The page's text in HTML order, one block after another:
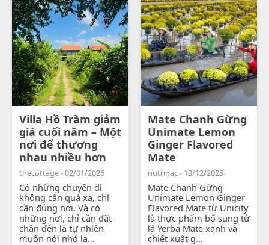
Villa Hồ Tràm giảm
giá cuối năm – Một
nơi để thương
nhau nhiều hơn
thecottage - 02/01/2026
Có những chuyến đi
không cần quá xa, chỉ
cần đúng nơi. Và có
những nơi, chỉ cần đặt
chân đến là tự nhiên
muốn nói nhỏ lạ...
Mate Chanh Gừng
Unimate Lemon
Ginger Flavored
Mate
nutrihac - 13/12/2025
Mate Chanh Gừng
Unimate Lemon Ginger
Flavored Mate từ Unicity
là thực phẩm bổ sung từ
lá Yerba Mate xanh và
chiết xuất g...